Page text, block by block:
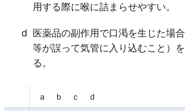
用する際に喉に詰まらせやすい。
d 医薬品の副作用で口渇を生じた場
等が誤って気管に入り込むこと）
る。
ａ ｂ ｃ ｄ